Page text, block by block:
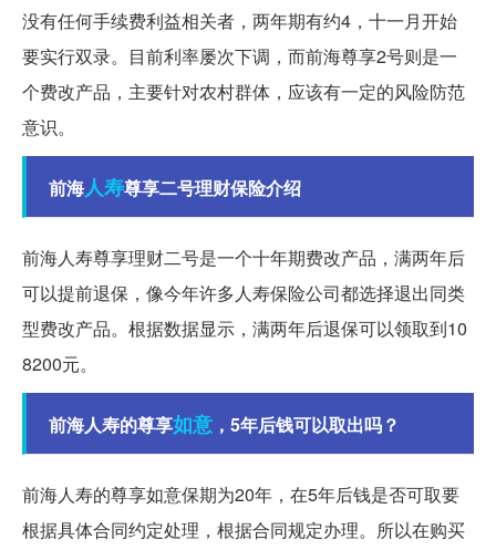
没有任何手续费利益相关者，两年期有约4，十一月开始
要实行双录。目前利率屡次下调，而前海尊享2号则是一
个费改产品，主要针对农村群体，应该有一定的风险防范
意识。
前海人寿尊享二号理财保险介绍
前海人寿尊享理财二号是一个十年期费改产品，满两年后
可以提前退保，像今年许多人寿保险公司都选择退出同类
型费改产品。根据数据显示，满两年后退保可以领取到10
8200元。
前海人寿的尊享如意 ，5年后钱可以取出吗？
前海人寿的尊享如意保期为20年，在5年后钱是否可取要
根据具体合同约定处理，根据合同规定办理。所以在购买